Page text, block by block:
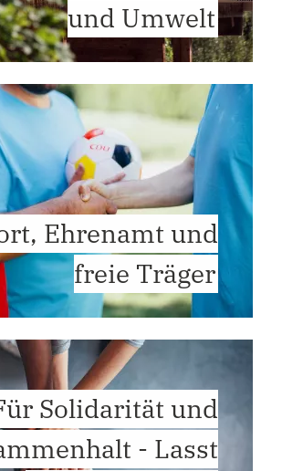
und Umwelt
Ehrenamt und
freie Träger
Solidarität und
- Lasst